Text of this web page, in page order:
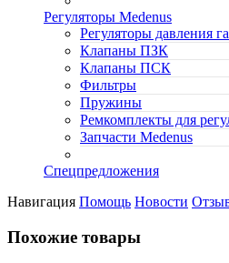
Регуляторы Medenus
Регуляторы давления
Клапаны ПЗК
Клапаны ПСК
Фильтры
Пружины
Ремкомплекты для
Запчасти Medenus
Спецпредложения
Навигация Помощь Новости
Похожие товары